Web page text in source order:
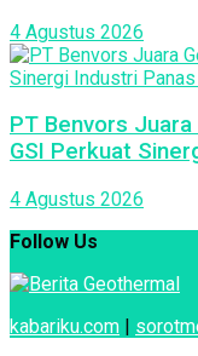
4 Agustus 2026
PT Benvors
GSI Perkuat
4 Agustus 2026
Follow Us
kabariku.com